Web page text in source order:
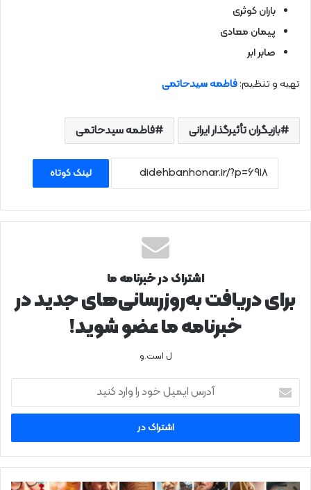
باران کوثری
پیمان معادی
صابر ابر
تهیه و تنظیم:فاطمه سیدحاتمی
بازیگران تأثیرگذار ایرانی فاطمه سیدحاتمی
لینک کوتاه
اشتراک در خبرنامه ما
برای دریافت به‌روزرسانی‌های جدید در
خبرنامه ما عضو شوید!
ل است.و
آدرس
ایمیل
خود
وارد
کنید